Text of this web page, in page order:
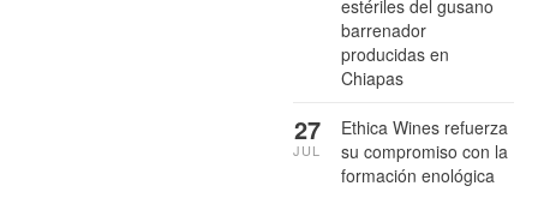
estériles del gusano
barrenador
producidas en
Chiapas
Ethica Wines refuerza
su compromiso con la
formación enológica
27
JUL